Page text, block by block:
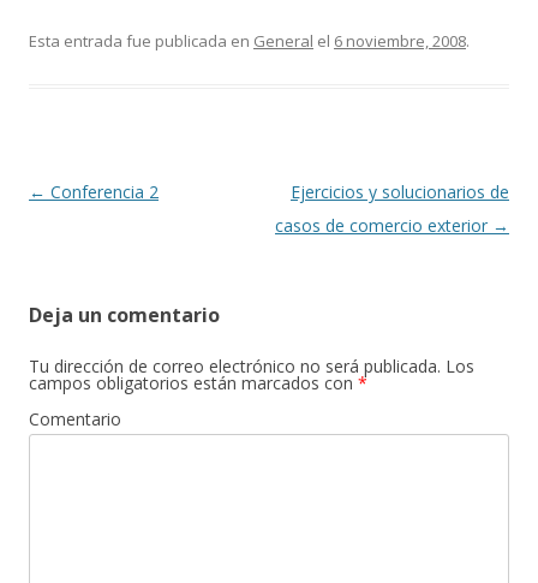
e
k
itt m
Esta entrada fue publicada en General el 6 noviembre, 2008.
Navegación
← Conferencia 2
Ejercicios y solucionarios de
casos de comercio exterior →
Deja un comentario
Tu dirección de correo electrónico no será publicada. Los
campos obligatorios están marcados con *
Comentario